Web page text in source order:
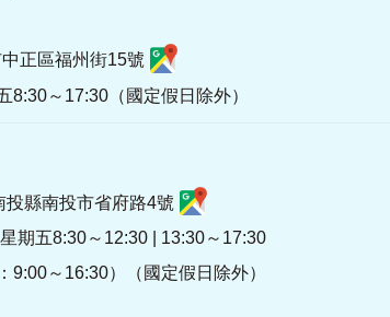
正區福州街15號
8:30～17:30（國定假日除外）
投縣南投市省府路4號
期五8:30～12:30 | 13:30～17:30
9:00～16:30）（國定假日除外）